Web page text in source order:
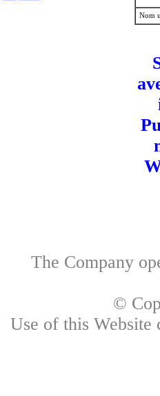
Nom
The Company
©
Use of this Website